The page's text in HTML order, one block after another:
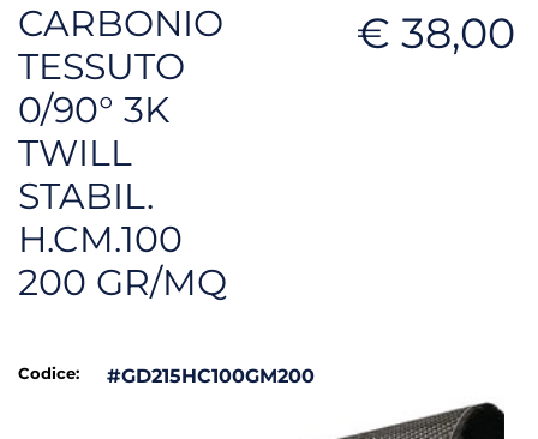
CARBONIO
TESSUTO
0/90° 3K
TWILL
STABIL.
H.CM.100
200 GR/MQ
€ 38,00
Codice: #GD215HC100GM200